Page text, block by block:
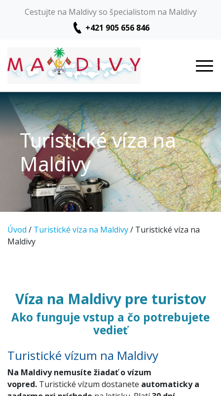
Cestujte na Maldivy so špecialistom na Maldivy
+421 905 656 846
Turistické víza na
Maldivy
Úvod / Turistické víza na Maldivy/ Turistické víza na
Maldivy
Víza na Maldivy pre turistov
Ako funguje vstup a čo potrebujete
vedieť
Turistické vízum na Maldivy
Na Maldivy nemusíte žiadať o vízum
vopred. Turistické vízum dostanete automaticky a